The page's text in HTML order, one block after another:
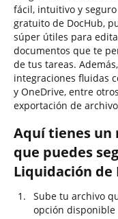
fácil, intuitivo y
gratuito de DocHub,
súper útiles para
documentos que te
de tus tareas.
integraciones fluidas
y OneDrive, entre
exportación de
Aquí tienes un
que puedes
Liquidación de
Sube tu archivo
opción disponible